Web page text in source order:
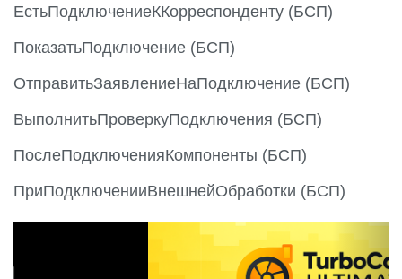
ЕстьПодключениеККорреспонденту (БСП)
ПоказатьПодключение (БСП)
ОтправитьЗаявлениеНаПодключение (БСП)
ВыполнитьПроверкуПодключения (БСП)
ПослеПодключенияКомпоненты (БСП)
ПриПодключенииВнешнейОбработки (БСП)
e